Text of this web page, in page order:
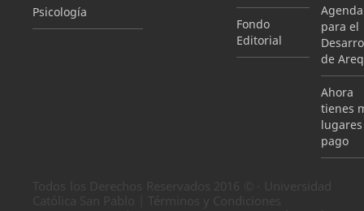
Psicología
Fondo
Editorial
Agenda
para el
de
Ahora
tienes
pago